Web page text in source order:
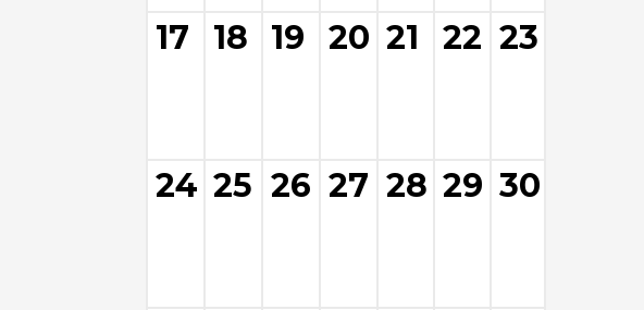
17 18 19 20 21 22 23
24 25 26 27 28 29 30